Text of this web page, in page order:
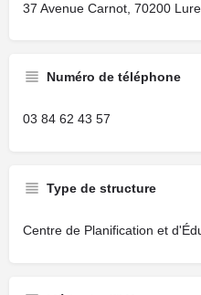
37 Avenue Carnot, 70200
Numéro de téléphone
03 84 62 43 57
Type de structure
Centre de Planification et